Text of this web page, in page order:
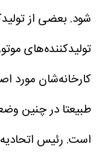
شود. بعضی‌ از
تولیدکننده‌های
کارخانه‌شان مورد
طبیعتا در چنین
است. رئیس